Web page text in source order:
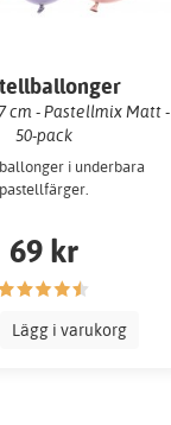
cm - Pastellmix Matt -
50-pack
i underbara
69 kr
Lägg i varukorg